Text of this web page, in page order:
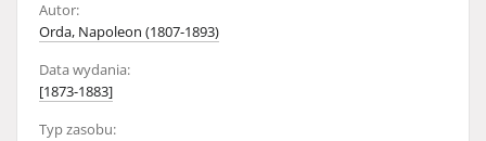
Autor:
Orda, Napoleon (1807-1893)
Data wydania:
[1873-1883]
Typ zasobu: